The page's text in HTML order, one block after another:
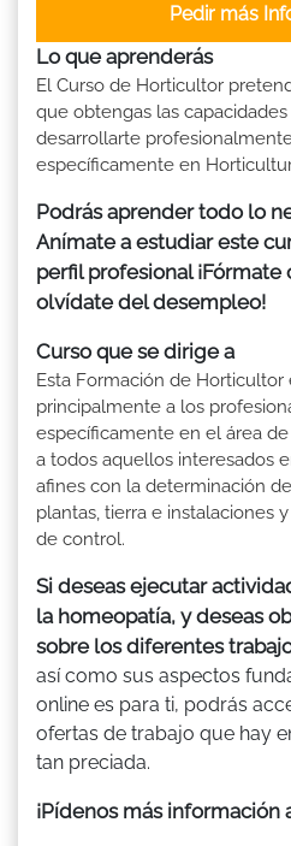
Pedir más
Lo que aprenderás
El Curso de Horticultor
que obtengas las
desarrollarte
específicamente en
Podrás aprender todo lo
Anímate a estudiar este
perfil profesional
olvídate del desempleo!
Curso que se dirige a
Esta Formación de Horticultor
principalmente a los
específicamente en el área
a todos aquellos interesados
afines con la determinación
plantas, tierra e instalaciones
de control.
Si deseas ejecutar
la homeopatía, y deseas
sobre los diferentes
así como sus aspectos
online es para ti, podrás
ofertas de trabajo que hay
tan preciada.
¡Pídenos más información